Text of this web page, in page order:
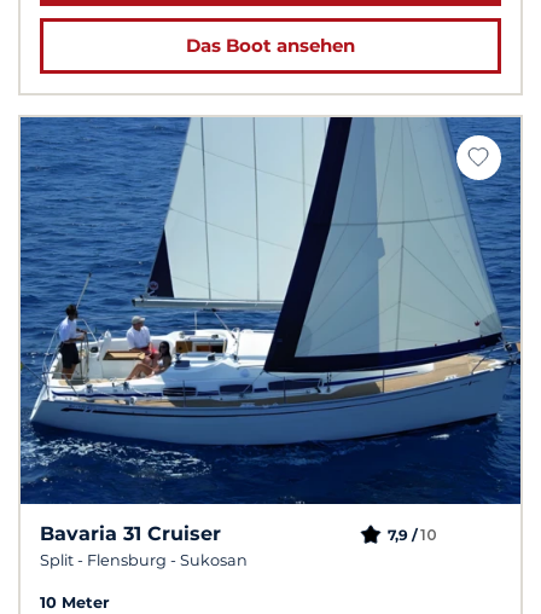
Das Boot ansehen
Bavaria 31 Cruiser
Split - Flensburg - Sukosan
7,9 /10
10 Meter